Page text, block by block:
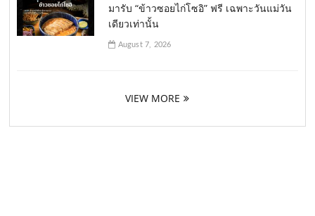
มารับ “ข้าวซอยไก่โซอิ” ฟรี เฉพาะวันแม่วัน
เดียวเท่านั้น
August 7, 2026
VIEW MORE